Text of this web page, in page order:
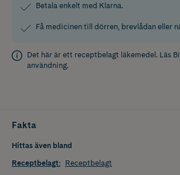
Betala enkelt med Klarna.
Få medicinen till dörren, brevlådan eller
Det här är ett receptbelagt läkemedel. Läs
användning.
Fakta
Hittas även bland
Receptbelagt: Receptbelagt